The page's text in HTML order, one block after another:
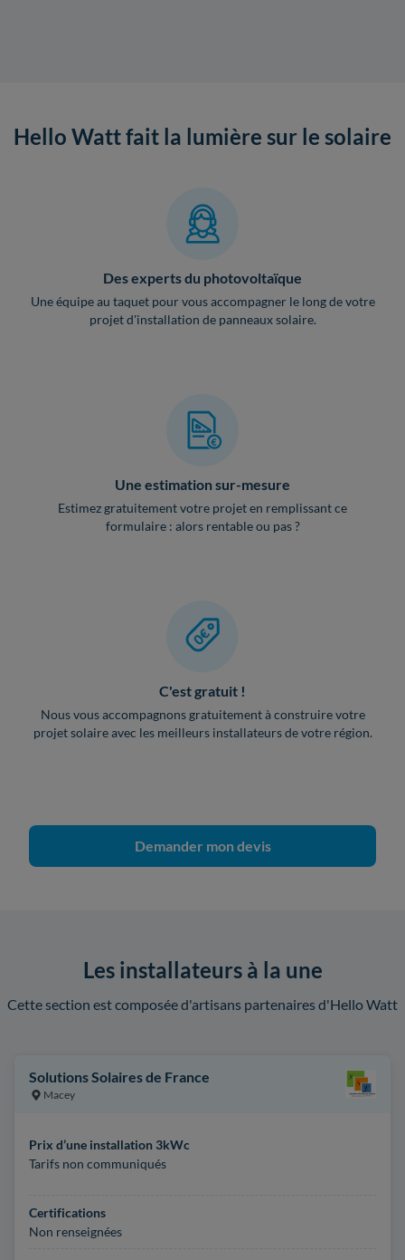
Hello Watt fait la lumière sur le solaire
Des experts du photovoltaïque
Une équipe au taquet pour vous accompagner le long de votre
projet d'installation de panneaux solaire.
Une estimation sur-mesure
Estimez gratuitement votre projet en remplissant ce
formulaire : alors rentable ou pas ?
C'est gratuit !
Nous vous accompagnons gratuitement à construire votre
projet solaire avec les meilleurs installateurs de votre région.
Demander mon devis
Les installateurs à la une
Cette section est composée d'artisans partenaires d'Hello Watt
Solutions Solaires de France
Macey
Prix d’une installation 3kWc
Tarifs non communiqués
Certifications
Non renseignées